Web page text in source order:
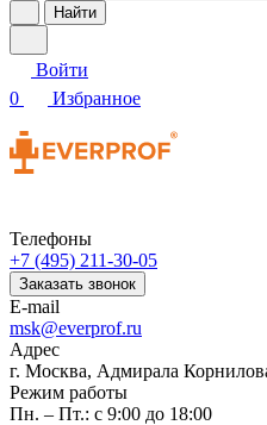
Найти
Войти
0
Избранное
Телефоны
+7 (495) 211-30-05
Заказать звонок
E-mail
msk@everprof.ru
Адрес
г. Москва, Адмирала
Режим работы
Пн. – Пт.: с 9:00 до 18:00